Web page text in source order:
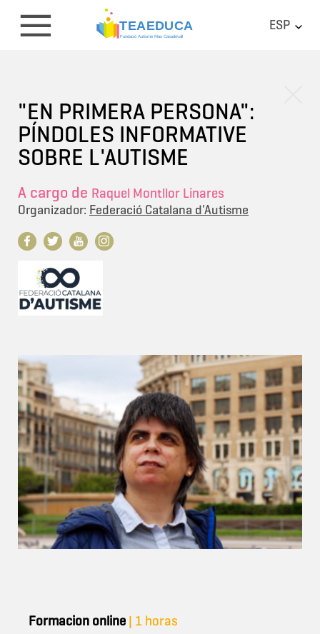
ESP
"EN PRIMERA PERSONA":
PÍNDOLES INFORMATIVE
SOBRE L'AUTISME
A cargo de Raquel Montllor Linares
Organizador: Federació Catalana d'Autisme
Formacion online | 1 horas